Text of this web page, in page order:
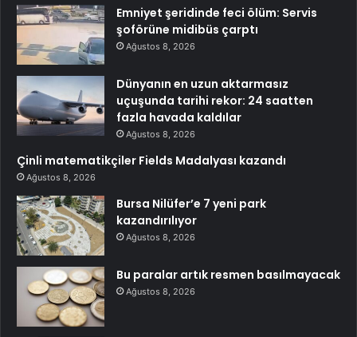
Emniyet şeridinde feci ölüm: Servis
şoförüne midibüs çarptı
Ağustos 8, 2026
Dünyanın en uzun aktarmasız
uçuşunda tarihi rekor: 24 saatten
fazla havada kaldılar
Ağustos 8, 2026
Çinli matematikçiler Fields Madalyası kazandı
Ağustos 8, 2026
Bursa Nilüfer’e 7 yeni park
kazandırılıyor
Ağustos 8, 2026
Bu paralar artık resmen basılmayacak
Ağustos 8, 2026